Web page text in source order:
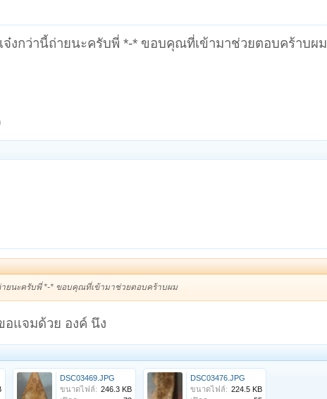
จ๋งกว่านี้ถ่ายนะครับพี่ *-* ขอบคุณที่เข้ามาช่วยตอบคร้าบผม
ายนะครับพี่ *-* ขอบคุณที่เข้ามาช่วยตอบคร้าบผม
อแจมด้วย องค์ นึง
DSC03469.JPG
ขนาดไฟล์: 246.3 KB
DSC03476.JPG
ขนาดไฟล์: 224.5 KB